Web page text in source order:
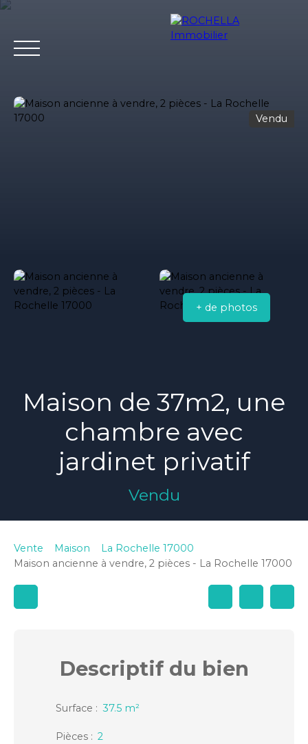
Estimation
Vendu
+ de photos
Maison de 37m2, une
chambre avec
jardinet privatif
Vendu
Vente Maison
La Rochelle 17000
Maison ancienne à vendre, 2 pièces - La Rochelle 17000
Descriptifdu bien
Surface : 37.5 m²
Pièces : 2